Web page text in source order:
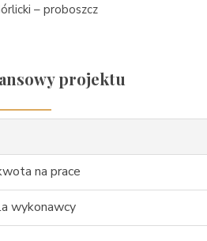
– proboszcz
projektu
na prace
wykonawcy